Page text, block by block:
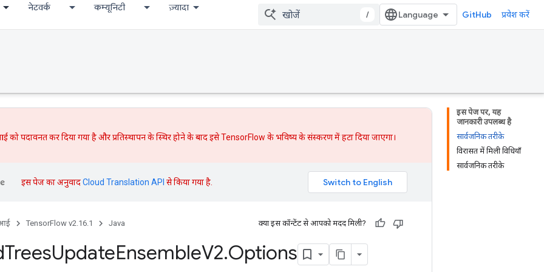
नेटवर्क कम्यूनिटी ज़्यादा
/ GitHub प्रवेश करें
इस पेज पर, यह
जानकारी उपलब्ध है
सार्वजनिक तरीके
विरासत में मिली विधियाँ
सार्वजनिक तरीके
को पदावनत कर दिया गया है औरप्रतिस्थापनके स्थिर होने के बाद इसे TensorFlow के भविष्य के संस्करण में हटा दिया जाएगा।
इस पेज का अनुवादCloud Translation API से किया गया है.
TensorFlow v2.16.1 Java क्या इस कॉन्टेंट से आपको मदद मिली?
TreesUpdateEnsembleV2.Options